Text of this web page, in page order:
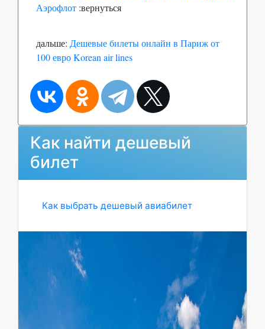
Аэрофлот :вернуться
дальше: Дешевые билеты онлайн в Париж от
100 евро Korean air lines
Как найти дешевый
билет
Как выбрать дешевый авиабилет